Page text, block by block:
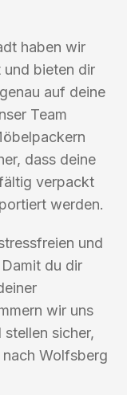
haben wir
und bieten dir
auf deine
Team
dass deine
verpackt
werden.
und
du dir
wir uns
sicher,
Wolfsberg